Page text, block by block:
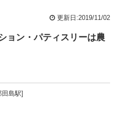
更新日:2019/11/02
ョン・パティスリーは農
島駅]